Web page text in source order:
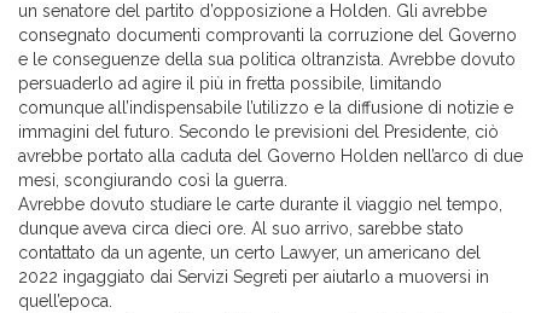
un senatore del partito d’opposizione a Holden. Gli avrebbe
consegnato documenti comprovanti la corruzione del Governo
e le conseguenze della sua politica oltranzista. Avrebbe dovuto
persuaderlo ad agire il più in fretta possibile, limitando
comunque all’indispensabile l’utilizzo e la diffusione di notizie e
immagini del futuro. Secondo le previsioni del Presidente, ciò
avrebbe portato alla caduta del Governo Holden nell’arco di due
mesi, scongiurando così la guerra.
Avrebbe dovuto studiare le carte durante il viaggio nel tempo,
dunque aveva circa dieci ore. Al suo arrivo, sarebbe stato
contattato da un agente, un certo Lawyer, un americano del
2022 ingaggiato dai Servizi Segreti per aiutarlo a muoversi in
quell’epoca.